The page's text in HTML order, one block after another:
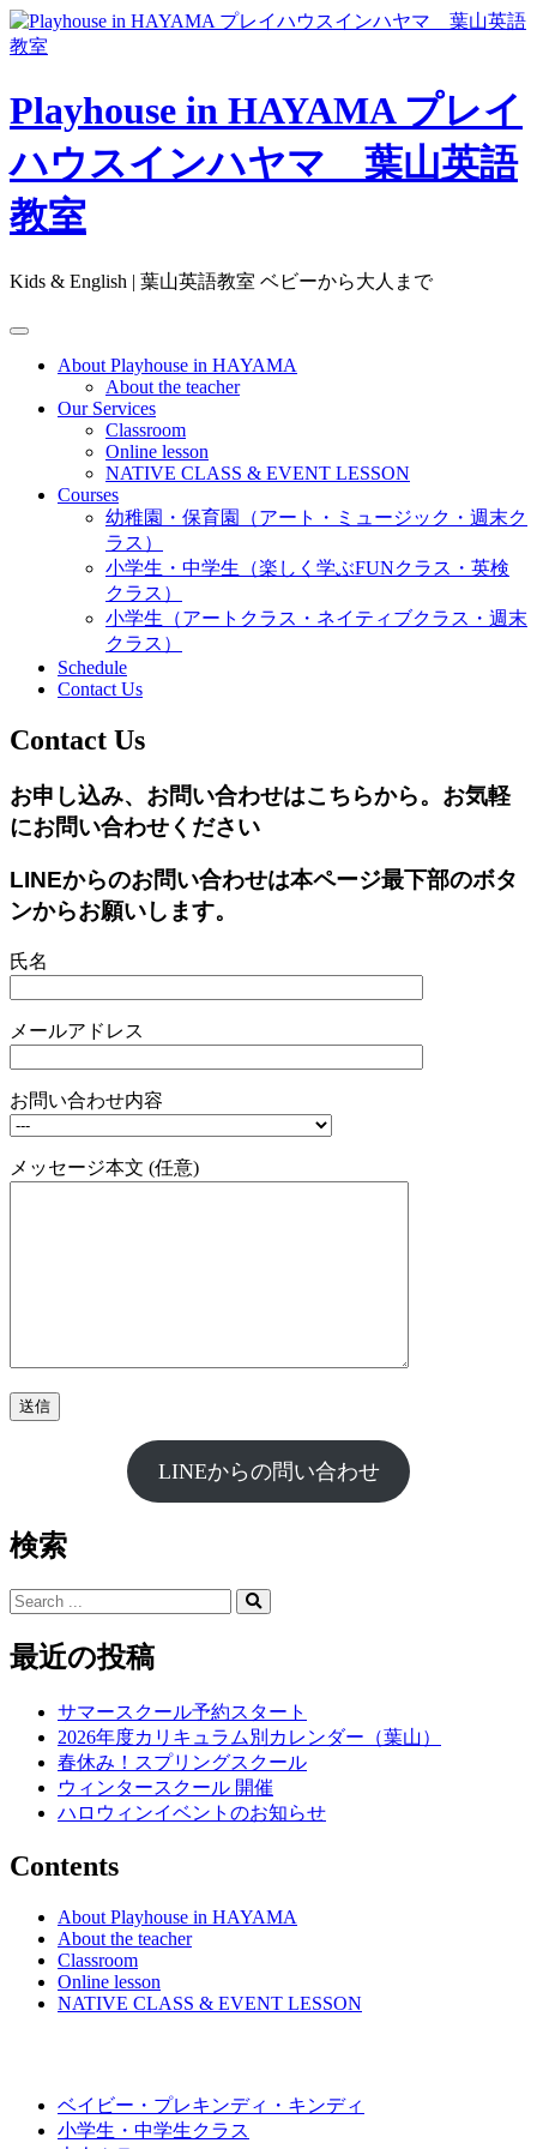
Skip
to
content
Playhouse in HAYAMA プレイ
ハウスインハヤマ 葉山英語
教室
Kids & English | 葉山英語教室 ベビーから大人まで
About Playhouse in HAYAMA
About the teacher
Our Services
Classroom
Online lesson
NATIVE CLASS & EVENT LESSON
Courses
幼稚園・保育園（アート・ミュージック・週末ク
ラス）
小学生・中学生（楽しく学ぶFUNクラス・英検
クラス）
小学生（アートクラス・ネイティブクラス・週末
クラス）
Schedule
Contact Us
Contact Us
お申し込み、お問い合わせはこちらから。お気軽
にお問い合わせください
LINEからのお問い合わせは本ページ最下部のボタ
ンからお願いします。
氏名
メールアドレス
お問い合わせ内容
メッセージ本文 (任意)
LINEからの問い合わせ
検索
Search
for:
最近の投稿
サマースクール予約スタート
2026年度カリキュラム別カレンダー（葉山）
春休み！スプリングスクール
ウィンタースクール 開催
ハロウィンイベントのお知らせ
Contents
About Playhouse in HAYAMA
About the teacher
Classroom
Online lesson
NATIVE CLASS & EVENT LESSON
ベイビー・プレキンディ・キンディ
小学生・中学生クラス